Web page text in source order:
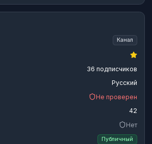
Канал
36 подписчиков
Русский
Не проверен
42
Нет
Публичный